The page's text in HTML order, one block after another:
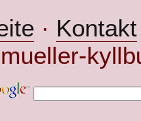
· Kontakt